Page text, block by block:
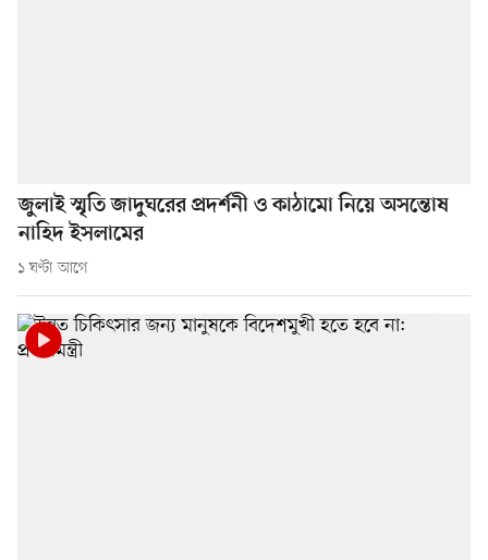
জুলাই স্মৃতি জাদুঘরের প্রদর্শনী ও কাঠামো নিয়ে অসন্তোষ
নাহিদ ইসলামের
১ ঘণ্টা আগে